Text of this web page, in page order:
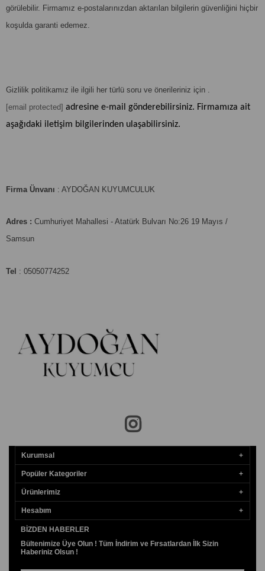
görülebilir. Firmamız e-postalarınızdan aktarılan bilgilerin güvenliğini hiçbir
koşulda garanti edemez.
Gizlilik politikamız ile ilgili her türlü soru ve önerileriniz için .
[email protected] adresine e-mail gönderebilirsiniz. Firmamıza ait
aşağıdaki iletişim bilgilerinden ulaşabilirsiniz.
Firma Ünvanı : AYDOĞAN KUYUMCULUK
Adres : Cumhuriyet Mahallesi - Atatürk Bulvarı No:26 19 Mayıs /
Samsun
Tel : 05050774252
Kurumsal
Popüler Kategoriler
Ürünlerimiz
Hesabım
BIZDEN HABERLER
Bültenimize Üye Olun ! Tüm İndirim ve Fırsatlardan İlk Sizin
Haberiniz Olsun !